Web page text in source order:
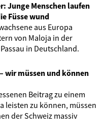
Junge Menschen laufen
Füsse wund
aus Europa
von Maloja in der
in Deutschland.
wir müssen und können
Beitrag zu einem
leisten zu können, müssen
der Schweiz massiv